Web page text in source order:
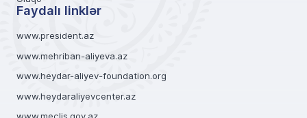
Faydalı linklər
www.president.az
www.mehriban-aliyeva.az
www.heydar-aliyev-foundation.org
www.heydaraliyevcenter.az